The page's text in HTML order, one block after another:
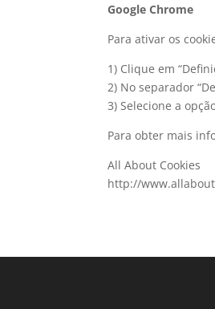
Google Chrome
Para ativar os
1) Clique em
2) No separador
3) Selecione a
Para obter mais
All About Cookies
http://